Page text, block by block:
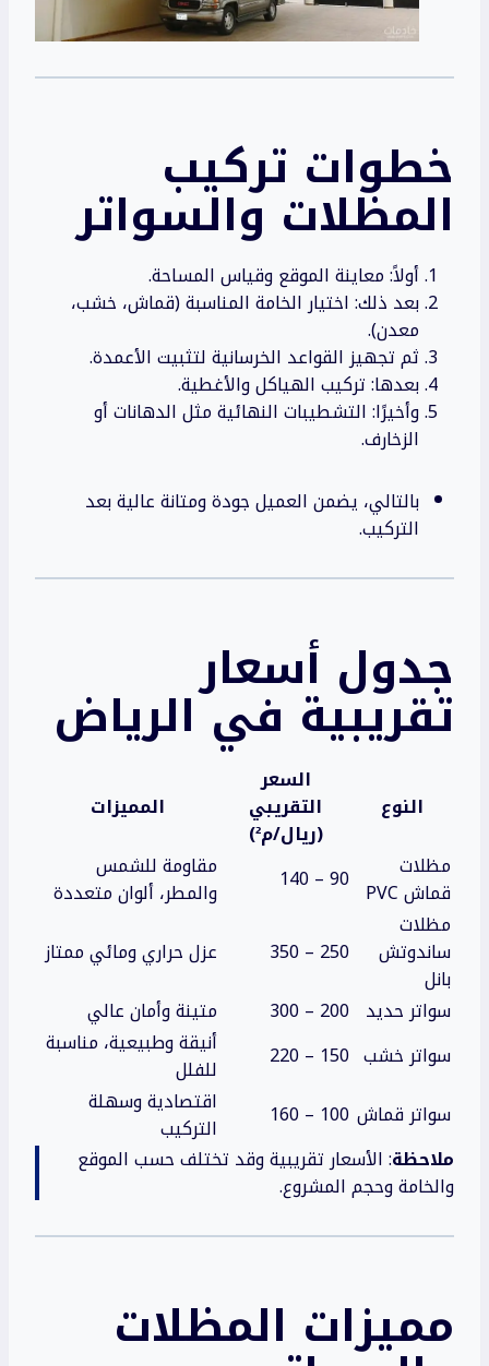
خطوات تركيب
المظلات والسواتر
أولاً: معاينة الموقع وقياس المساحة.
بعد ذلك: اختيار الخامة المناسبة (قماش، خشب،
معدن).
ثم تجهيز القواعد الخرسانية لتثبيت الأعمدة.
بعدها: تركيب الهياكل والأغطية.
وأخيرًا: التشطيبات النهائية مثل الدهانات أو
الزخارف.
بالتالي، يضمن العميل جودة ومتانة عالية بعد
التركيب.
جدول أسعار
تقريبية في الرياض
النوع
السعر
التقريبي
(ريال/م²)
المميزات
مظلات
قماش PVC
90 – 140
مقاومة للشمس
والمطر، ألوان متعددة
مظلات
ساندوتش
بانل
250 – 350
عزل حراري ومائي ممتاز
سواتر حديد 200 – 300
متينة وأمان عالي
سواتر خشب 150 – 220
أنيقة وطبيعية، مناسبة
للفلل
سواتر قماش 100 – 160
اقتصادية وسهلة
التركيب
ملاحظة: الأسعار تقريبية وقد تختلف حسب الموقع
والخامة وحجم المشروع.
مميزات المظلات